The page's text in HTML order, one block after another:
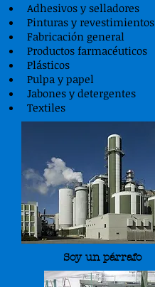
Adhesivos y selladores
Pinturas y revestimientos
Fabricación general
Productos farmacéuticos
Plásticos
Pulpa y papel
Jabones y detergentes
Textiles
Soy un párrafo